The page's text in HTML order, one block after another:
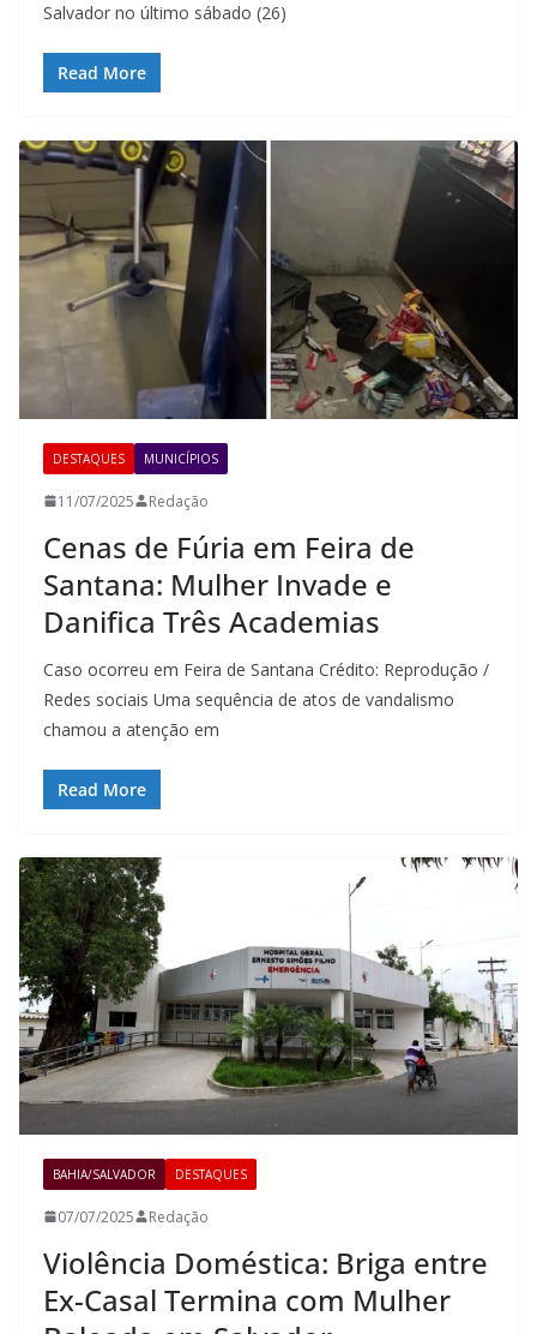
Salvador no último sábado (26)
Read More
DESTAQUES MUNICÍPIOS
11/07/2025 Redação
Cenas de Fúria em Feira de
Santana: Mulher Invade e
Danifica Três Academias
Caso ocorreu em Feira de Santana Crédito: Reprodução /
Redes sociais Uma sequência de atos de vandalismo
chamou a atenção em
Read More
BAHIA/SALVADOR DESTAQUES
07/07/2025 Redação
Violência Doméstica: Briga entre
Ex-Casal Termina com Mulher